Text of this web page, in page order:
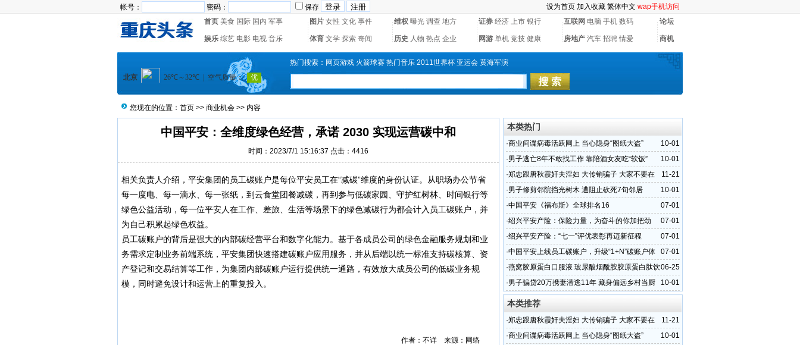
帐号： 密码： 保存 设为首页 加入收藏 繁体中文 wap手机访问
首页 美食 国际 国内 军事 图片 女性 文化 事件 维权 曝光 调查 地方 证券 经济 上市 银行 互联网 电脑 手机 数码 论坛
娱乐 综艺 电影 电视 音乐 体育 文学 探索 奇闻 历史 人物 热点 企业 网游 单机 竞技 健康 房地产 汽车 招聘 情爱 商机
热门搜索： 网页游戏 火箭球赛 热门音乐 2011世界杯 亚运会 黄海军演
您现在的位置： 首页 >> 商业机会 >> 内容
中国平安：全维度绿色经营，承诺 2030 实现运营碳中和
时间：2023/7/1 15:16:37 点击：4416
相关负责人介绍，平安集团的员工碳账户是每位平安员工在“减碳”维度的身份认证。从职场办公节省
每一度电、每一滴水、每一张纸，到云食堂团餐减碳，再到参与低碳家园、守护红树林、时间银行等
绿色公益活动，每一位平安人在工作、差旅、生活等场景下的绿色减碳行为都会计入员工碳账户，并
为自己积累起绿色权益。
员工碳账户的背后是强大的内部碳经营平台和数字化能力。基于各成员公司的绿色金融服务规划和业
务需求定制业务前端系统，平安集团快速搭建碳账户应用服务，并从后端以统一标准支持碳核算、资
产登记和交易结算等工作，为集团内部碳账户运行提供统一通路，有效放大成员公司的低碳业务规
模，同时避免设计和运营上的重复投入。
作者：不详 来源：网络
本类热门
10-01
·商业间谍病毒活跃网上 当心隐身“图纸大盗”
10-01
·男子逃亡8年不敢找工作 靠陪酒女友吃“软饭”
11-21
·郑忠跟唐秋霞奸夫淫妇 大传销骗子 大家不要在
上当
10-01
·男子修剪邻院挡光树木 遭阻止砍死7旬邻居
07-01
·中国平安《福布斯》全球排名16
07-01
·绍兴平安产险：保险力量，为奋斗的你加把劲
07-01
·绍兴平安产险：“七一”评优表彰再迈新征程
07-01
·中国平安上线员工碳账户，升级“1+N”碳账户体
系助推绿色发展
06-25
·燕窝胶原蛋白口服液 玻尿酸烟酰胺胶原蛋白肽饮
品OEM贴牌
10-01
·男子骗贷20万携妻潜逃11年 藏身偏远乡村当厨
子
本类推荐
11-21
·郑忠跟唐秋霞奸夫淫妇 大传销骗子 大家不要在
上当
10-01
·商业间谍病毒活跃网上 当心隐身“图纸大盗”